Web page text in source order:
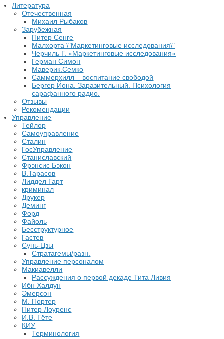
Литература
Отечественная
Михаил Рыбаков
Зарубежная
Питер Сенге
Малхорта \"Маркетинговые исследования\"
Черчиль Г. «Маркетинговые исследования»
Герман Симон
Маверик.Семко
Саммерхилл – воспитание свободой
Бергер Йона. Заразительный. Психология
сарафанного радио.
Отзывы
Рекомендации
Управление
Тейлор
Самоуправление
Сталин
ГосУправление
Станиславский
Фрэнсис Бэкон
В.Тарасов
Лиддел Гарт
криминал
Друкер
Деминг
Форд
Файоль
Бесструктурное
Гастев
Сунь-Цзы
Стратагемы/разн.
Управление персоналом
Макиавелли
Рассуждения о первой декаде Тита Ливия
Ибн Халдун
Эмерсон
М. Портер
Питер Лоуренс
И.В. Гёте
КИУ
Терминология